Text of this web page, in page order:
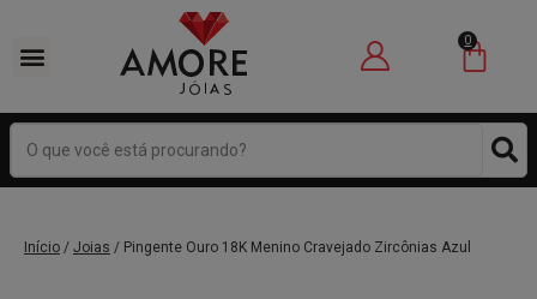
0
Início / Joias / Pingente Ouro 18K Menino Cravejado Zircônias Azul